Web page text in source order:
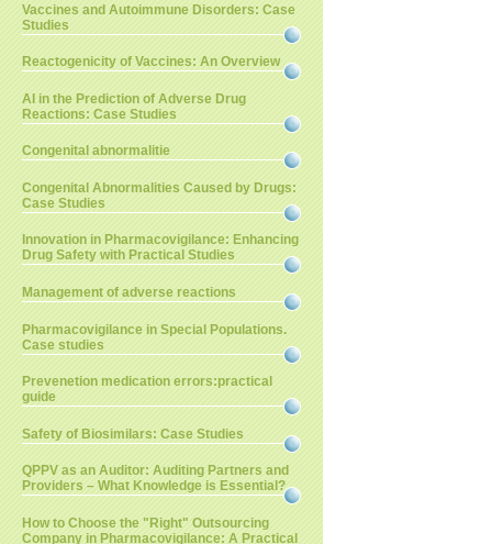
Vaccines and Autoimmune Disorders: Case
Studies
Reactogenicity of Vaccines: An Overview
AI in the Prediction of Adverse Drug
Reactions: Case Studies
Congenital abnormalitie
Congenital Abnormalities Caused by Drugs:
Case Studies
Innovation in Pharmacovigilance: Enhancing
Drug Safety with Practical Studies
Management of adverse reactions
Pharmacovigilance in Special Populations.
Case studies
Prevenetion medication errors:practical
guide
Safety of Biosimilars: Case Studies
QPPV as an Auditor: Auditing Partners and
Providers – What Knowledge is Essential?
How to Choose the "Right" Outsourcing
Company in Pharmacovigilance: A Practical